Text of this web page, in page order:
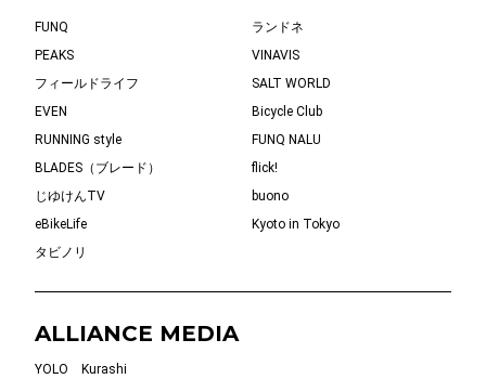
FUNQ
ランドネ
PEAKS
VINAVIS
フィールドライフ
SALT WORLD
EVEN
Bicycle Club
RUNNING style
FUNQ NALU
BLADES（ブレード）
flick!
じゆけんTV
buono
eBikeLife
Kyoto in Tokyo
タビノリ
ALLIANCE MEDIA
YOLO Kurashi